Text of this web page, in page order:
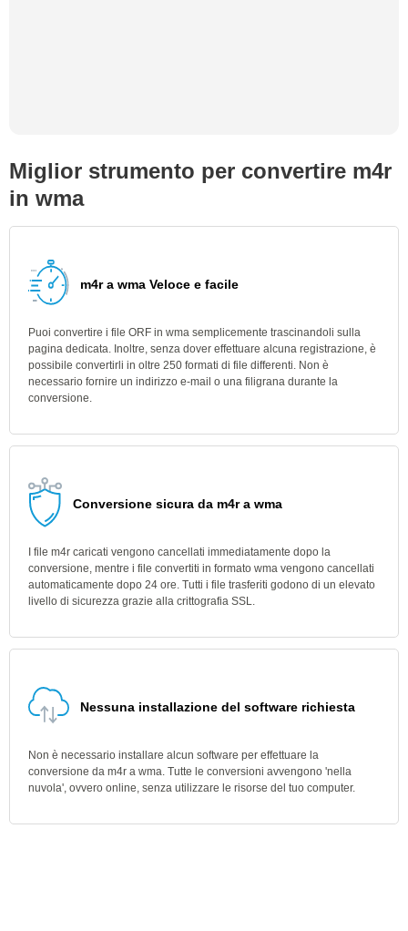
Miglior strumento per convertire m4r
in wma
m4r a wma Veloce e facile
Puoi convertire i file ORF in wma semplicemente trascinandoli sulla
pagina dedicata. Inoltre, senza dover effettuare alcuna registrazione, è
possibile convertirli in oltre 250 formati di file differenti. Non è
necessario fornire un indirizzo e-mail o una filigrana durante la
conversione.
Conversione sicura da m4r a wma
I file m4r caricati vengono cancellati immediatamente dopo la
conversione, mentre i file convertiti in formato wma vengono cancellati
automaticamente dopo 24 ore. Tutti i file trasferiti godono di un elevato
livello di sicurezza grazie alla crittografia SSL.
Nessuna installazione del software richiesta
Non è necessario installare alcun software per effettuare la
conversione da m4r a wma. Tutte le conversioni avvengono 'nella
nuvola', ovvero online, senza utilizzare le risorse del tuo computer.